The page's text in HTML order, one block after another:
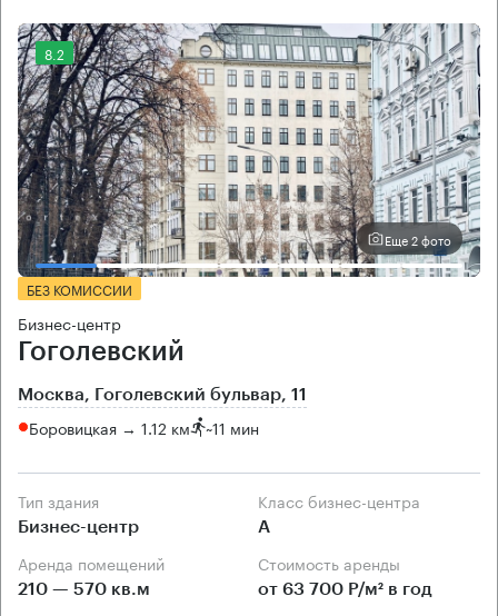
8.2
Еще 2 фото
БЕЗ КОМИССИИ
Бизнес-центр
Гоголевский
Москва, Гоголевский бульвар, 11
Боровицкая → 1.12 км ~11 мин
Тип здания
Бизнес-центр
Класс бизнес-центра
А
Аренда помещений
210 — 570 кв.м
Стоимость аренды
от 63 700 Р/м² в год